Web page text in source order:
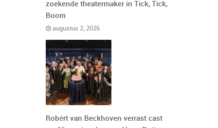
zoekende theatermaker in Tick, Tick,
Boom
augustus 2, 2026
Robèrt van Beckhoven verrast cast